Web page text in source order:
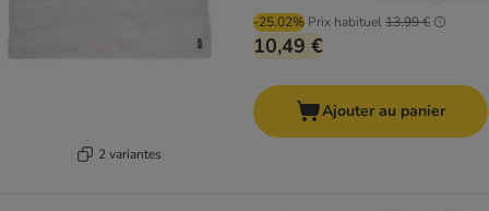
2 variantes
-25.02% Prix habituel13,99 €
10,49 €
Ajouter au panier